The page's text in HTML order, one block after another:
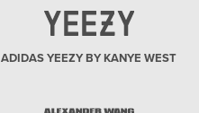
ADIDAS YEEZY BY KANYE WEST